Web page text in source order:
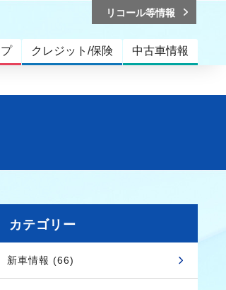
クレジット/保険 中古車情報
リコール等情報
カテゴリー
新車情報 (66)